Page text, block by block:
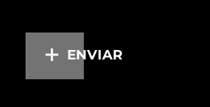
ENVIAR